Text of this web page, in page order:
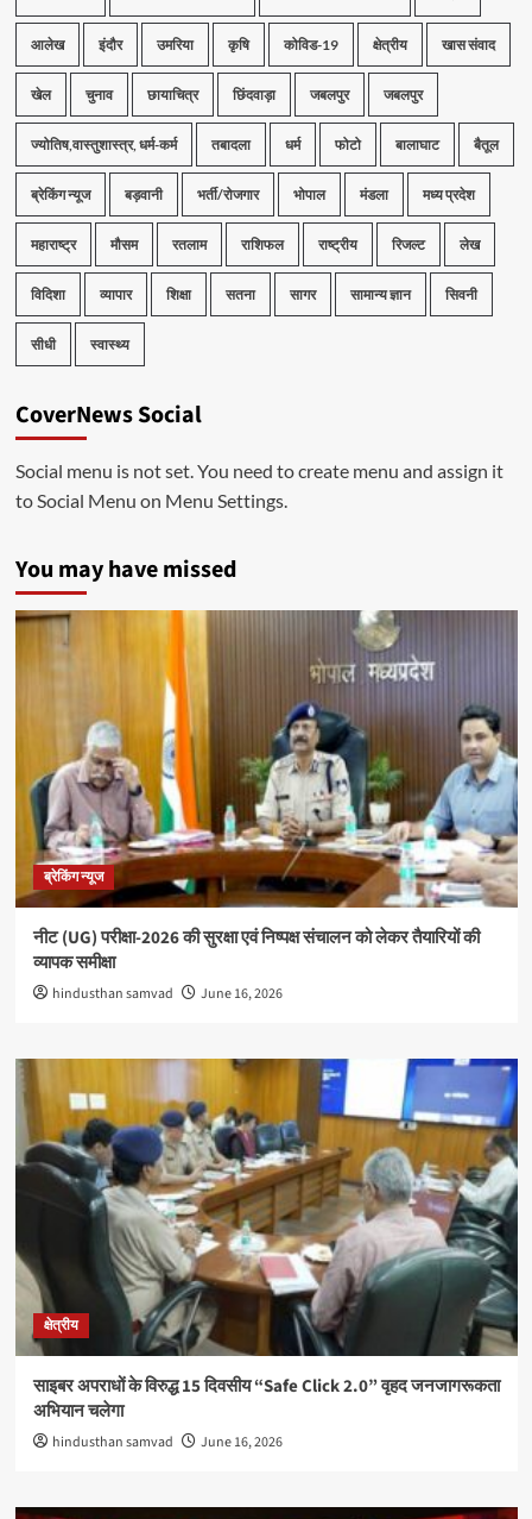
आलेख इंदौर उमरिया कृषि कोविड-19 क्षेत्रीय खास संवाद
खेल चुनाव छायाचित्र छिंदवाड़ा जबलपुर जबलपुर
ज्योतिष,वास्तुशास्त्र, धर्म-कर्म तबादला धर्म फोटो बालाघाट बैतूल
ब्रेकिंग न्यूज बड़वानी भर्ती/रोजगार भोपाल मंडला मध्य प्रदेश
महाराष्ट्र मौसम रतलाम राशिफल राष्ट्रीय रिजल्ट लेख
विदिशा व्यापार शिक्षा सतना सागर सामान्य ज्ञान सिवनी
सीधी स्वास्थ्य
CoverNews Social
Social menu is not set. You need to create menu and assign it
to Social Menu on Menu Settings.
You may have missed
ब्रेकिंग न्यूज
नीट (UG) परीक्षा-2026 की सुरक्षा एवं निष्पक्ष संचालन को लेकर तैयारियों की
व्यापक समीक्षा
hindusthan samvad June 16, 2026
क्षेत्रीय
साइबर अपराधों के विरुद्ध 15 दिवसीय “Safe Click 2.0” वृहद जनजागरूकता
अभियान चलेगा
hindusthan samvad June 16, 2026